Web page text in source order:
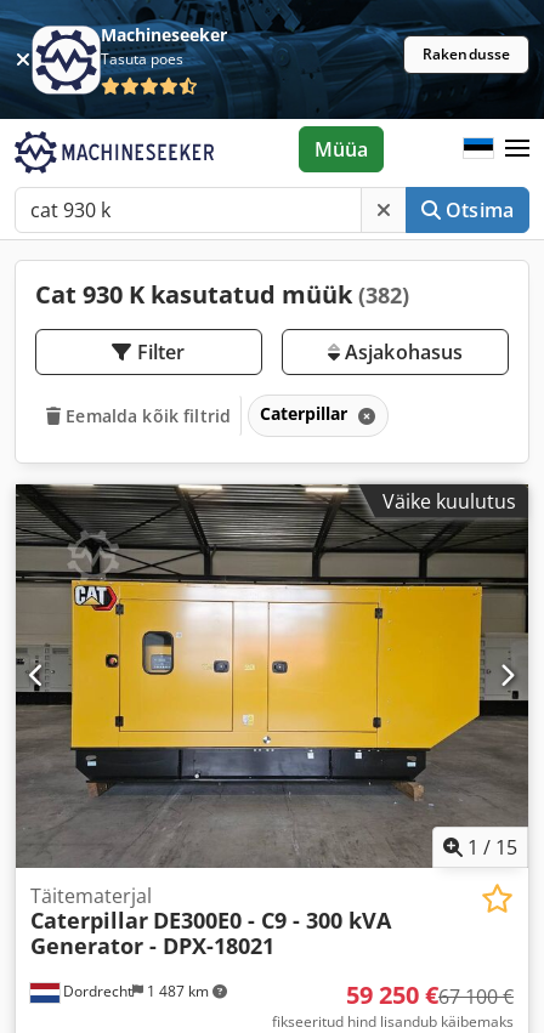
Machineseeker
Tasuta poes Rakendusse
Otsima
Müüa
Cat 930 K kasutatud müük (382)
Filter Asjakohasus
Eemalda kõik filtrid Caterpillar
Väike kuulutus
1 / 15
Dordrecht 1 487 km
Täitematerjal
Caterpillar DE300E0 - C9 - 300 kVA
Generator - DPX-18021
59 250 €67 100 €
fikseeritud hind lisandub käibemaks